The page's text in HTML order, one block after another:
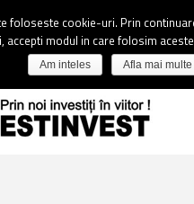
foloseste cookie-uri. Prin
accepti modul in care folosim
Am inteles Afla mai multe